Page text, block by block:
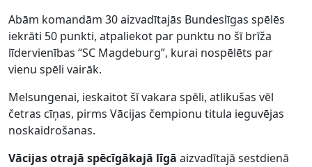
Abām komandām 30 aizvadītajās Bundeslīgas spēlēs
iekrāti 50 punkti, atpaliekot par punktu no šī brīža
līdervienības “SC Magdeburg”, kurai nospēlēts par
vienu spēli vairāk.
Melsungenai, ieskaitot šī vakara spēli, atlikušas vēl
četras cīņas, pirms Vācijas čempionu titula ieguvējas
noskaidrošanas.
Vācijas otrajā spēcīgākajā līgā aizvadītajā sestdienā